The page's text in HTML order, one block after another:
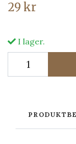
29 kr
I lager.